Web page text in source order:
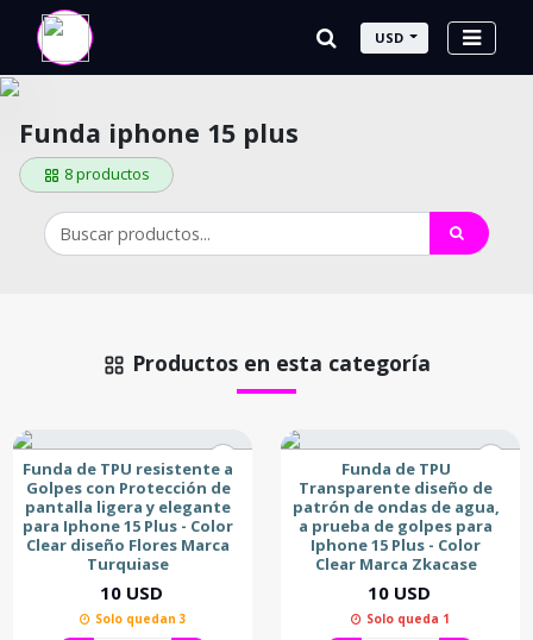
USD
Funda iphone 15 plus
8 productos
Productos en esta categoría
Funda de TPU resistente a
Golpes con Protección de
pantalla ligera y elegante
para Iphone 15 Plus - Color
Clear diseño Flores Marca
Turquiase
10 USD
Solo quedan 3
Funda de TPU
Transparente diseño de
patrón de ondas de agua,
a prueba de golpes para
Iphone 15 Plus - Color
Clear Marca Zkacase
10 USD
Solo queda 1